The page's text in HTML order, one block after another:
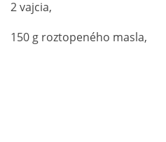
2 vajcia,
150 g roztopeného masla,